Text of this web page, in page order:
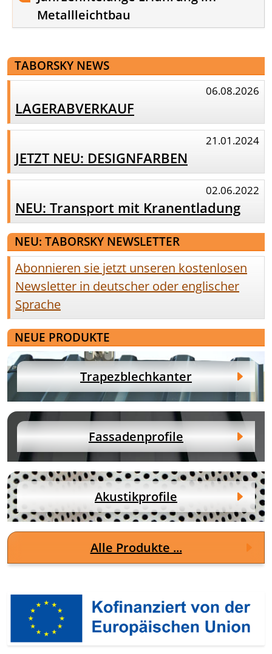
Metallleichtbau
TABORSKY NEWS
06.08.2026
LAGERABVERKAUF
21.01.2024
JETZT NEU: DESIGNFARBEN
02.06.2022
NEU: Transport mit Kranentladung
NEU: TABORSKY NEWSLETTER
Abonnieren sie jetzt unseren kostenlosen
Newsletter in deutscher oder englischer
Sprache
NEUE PRODUKTE
Trapezblechkanter
Fassadenprofile
Akustikprofile
Alle Produkte ...